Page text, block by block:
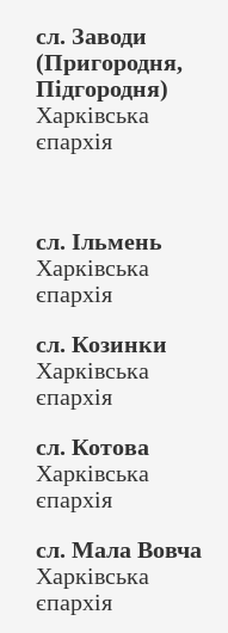
сл. Заводи
(Пригородня,
Підгородня)
Харківська
єпархія
сл. Ільмень
Харківська
єпархія
сл. Козинки
Харківська
єпархія
сл. Котова
Харківська
єпархія
сл. Мала Вовча
Харківська
єпархія